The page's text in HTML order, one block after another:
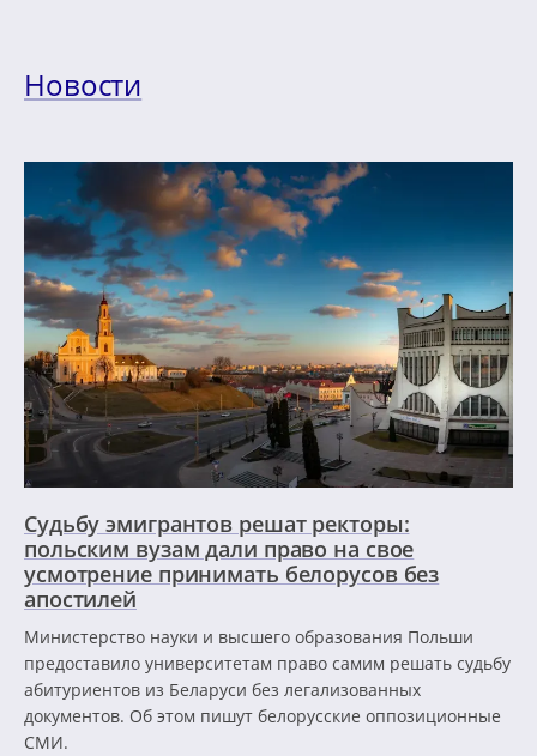
Новости
Судьбу эмигрантов решат ректоры:
польским вузам дали право на свое
усмотрение принимать белорусов без
апостилей
Министерство науки и высшего образования Польши
предоставило университетам право самим решать судьбу
абитуриентов из Беларуси без легализованных
документов. Об этом пишут белорусские оппозиционные
СМИ.